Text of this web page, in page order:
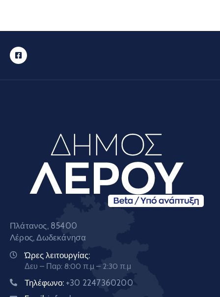
Πλάτανος, 85400
Λέρος, Δωδεκάνησα
Ώρες λειτουργίας:
Δευ – Παρ: 8:00 π.μ – 2:30 π.μ
Τηλέφωνο: +30 2247360200